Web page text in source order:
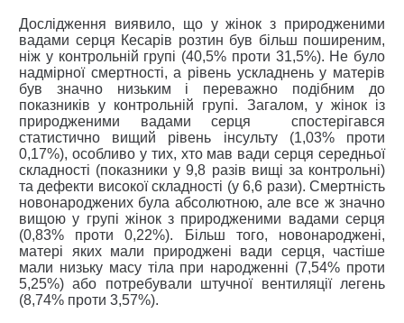
Дослідження виявило, що у жінок з природженими
вадами серця Кесарів розтин був більш поширеним,
ніж у контрольній групі (40,5% проти 31,5%). Не було
надмірної смертності, а рівень ускладнень у матерів
був значно низьким і переважно подібним до
показників у контрольній групі. Загалом, у жінок із
природженими вадами серця спостерігався
статистично вищий рівень інсульту (1,03% проти
0,17%), особливо у тих, хто мав вади серця середньої
складності (показники у 9,8 разів вищі за контрольні)
та дефекти високої складності (у 6,6 рази). Смертність
новонароджених була абсолютною, але все ж значно
вищою у групі жінок з природженими вадами серця
(0,83% проти 0,22%). Більш того, новонароджені,
матері яких мали природжені вади серця, частіше
мали низьку масу тіла при народженні (7,54% проти
5,25%) або потребували штучної вентиляції легень
(8,74% проти 3,57%).